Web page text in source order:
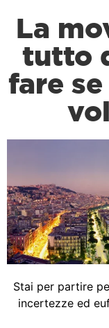
La
tutto
fare
Stai per partire
incertezze ed